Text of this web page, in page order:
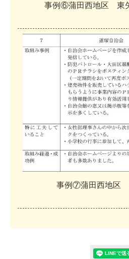
事例⑥蒲田西地区 東
事例⑦蒲田西地区